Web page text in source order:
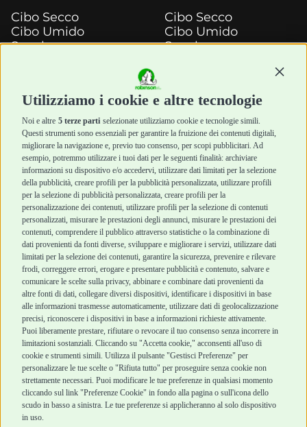
Utilizziamo i cookie e altre tecnologie
Noi e altre 5 terze parti selezionate utilizziamo cookie e tecnologie simili.
Questi strumenti sono essenziali per garantire la fruizione dei contenuti digitali,
migliorare la navigazione e, previo tuo consenso, per scopi pubblicitari. Ad
esempio, potremmo utilizzare i tuoi dati per le seguenti finalità: archiviare
informazioni su dispositivo e/o accedervi, utilizzare dati limitati per la selezione
della pubblicità, creare profili per la pubblicità personalizzata, utilizzare profili
per la selezione di pubblicità personalizzata, creare profili per la
personalizzazione dei contenuti, utilizzare profili per la selezione di contenuti
personalizzati, misurare le prestazioni degli annunci, misurare le prestazioni dei
contenuti, comprendere il pubblico attraverso statistiche o la combinazione di
dati provenienti da fonti diverse, sviluppare e migliorare i servizi, utilizzare dati
limitati per la selezione dei contenuti, garantire la sicurezza, prevenire e rilevare
frodi, correggere errori, erogare e presentare pubblicità e contenuto, salvare e
comunicare le scelte sulla privacy, abbinare e combinare dati provenienti da
altre fonti di dati, collegare diversi dispositivi, identificare i dispositivi in base
alle informazioni trasmesse automaticamente, utilizzare dati di geolocalizzazione
precisi, riconoscere i dispositivi in base a informazioni richieste attivamente.
Puoi liberamente prestare, rifiutare o revocare il tuo consenso senza incorrere in
limitazioni sostanziali. Cliccando su "Accetta cookie," acconsenti all'uso di
cookie e strumenti simili. Utilizza il pulsante "Gestisci Preferenze" per
personalizzare le tue scelte o "Rifiuta tutto" per proseguire senza cookie non
strettamente necessari. Puoi modificare le tue preferenze in qualsiasi momento
cliccando sul link "Preferenze Cookie" in fondo alla pagina o sull'icona dello
scudo in basso a sinistra. Le tue preferenze si applicheranno al solo dispositivo
in uso.
Cibo Secco
Cibo Umido
Snack e
Igiene e Pulizia
Accessori
Cani Mini
Top Quality
Cibo Secco
Cibo Umido
Snack e
Igiene e Pulizia
Accessori
Top Quality
Robinson Pet Shop
Chi siamo
Punti vendita
Marchi
Blog
Assistenza Robinson
Pet Shop
Offerte
Promozioni
Recensioni Feedaty
Acquisti sicuri
Termini e condizioni
di vendita
Cashback
Metodi di
pagamento
Recesso e Reso
Spedizioni
Robinson Pet Shop S.r.l.
Via V. Giovanni Schiaparelli, 21 – 47122 Forlì (FC)
P.iva 04095130409 | REA: FO 329541
info@robinsonpetshop.it | Tel. 0543 096850